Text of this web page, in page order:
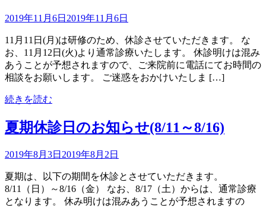
2019年11月6日 2019年11月6日
11月11日(月)は研修のため、休診させていただきます。 な
お、11月12日(火)より通常診療いたします。 休診明けは混み
あうことが予想されますので、ご来院前に電話にてお時間の
相談をお願いします。 ご迷惑をおかけいたしま […]
続きを読む
夏期休診日のお知らせ(8/11～8/16)
2019年8月3日 2019年8月2日
夏期は、以下の期間を休診とさせていただきます。
8/11（日）～8/16（金） なお、8/17（土）からは、通常診療
となります。 休み明けは混みあうことが予想されますの